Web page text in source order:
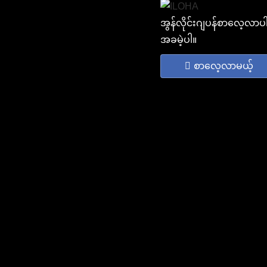
အွန်လိုင်းဂျပန်စာလေ့လာပ
အခမဲ့ပါ။
စာလေ့လာမယ့်